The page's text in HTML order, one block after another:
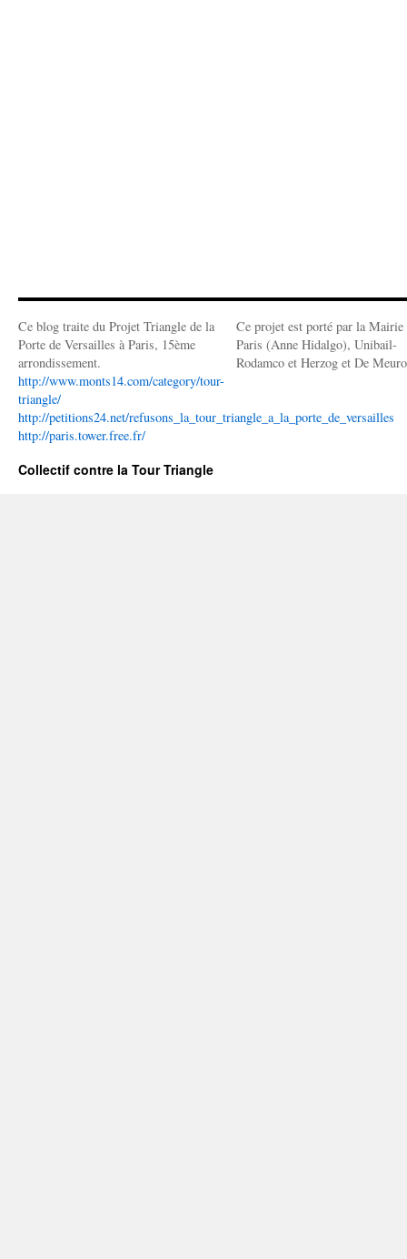
Ce blog traite du Projet Triangle de la
Porte de Versailles à Paris, 15ème
arrondissement.
http://www.monts14.com/category/tour-
triangle/
http://petitions24.net/refusons_la_tour_triangle_a_la_porte_de_versailles
http://paris.tower.free.fr/
Ce projet est porté par la Mairie
Paris (Anne Hidalgo), Unibail-
Rodamco et Herzog et De
Collectif contre la Tour Triangle